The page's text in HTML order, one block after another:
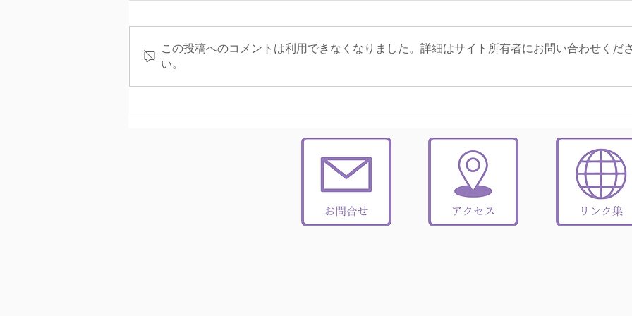
ポーチタイル張り替え
大切なペットと暮らすＩ様邸
店舗
この投稿へのコメントは利用できなくなりました。詳細はサイト所有者にお問い合わせくださ
い。